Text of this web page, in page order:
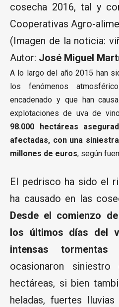
cosecha 2016, tal y
Cooperativas Agro-
(Imagen de la noticia:
Autor: José Miguel
A lo largo del año 2015 han
los fenómenos
encadenado y que han
explotaciones de uva de
98.000 hectáreas
afectadas, con una
millones de euros, según
El pedrisco ha sido el
ha causado en las
Desde el comienzo
los últimos días del
intensas
ocasionaron
hectáreas, si bien
heladas, fuertes